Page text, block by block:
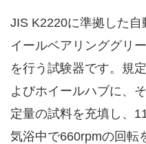
JIS K2220に準拠した自
イールベアリンググリ
を行う試験器です。規
よびホイールハブに、
定量の試料を充填し、
気浴中で660rpmの回転